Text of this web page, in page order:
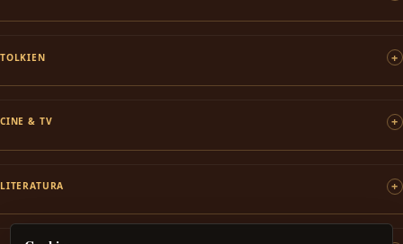
TOLKIEN
CINE & TV
LITERATURA